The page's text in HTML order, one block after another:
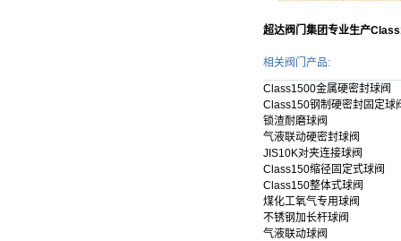
超达阀门集团专业生产
相关阀门产品:
Class1500金属硬密封球阀
Class150钢制硬密封固定球
锁渣耐磨球阀
气液联动硬密封球阀
JIS10K对夹连接球阀
Class150缩径固定式球阀
Class150整体式球阀
煤化工氧气专用球阀
不锈钢加长杆球阀
气液联动球阀